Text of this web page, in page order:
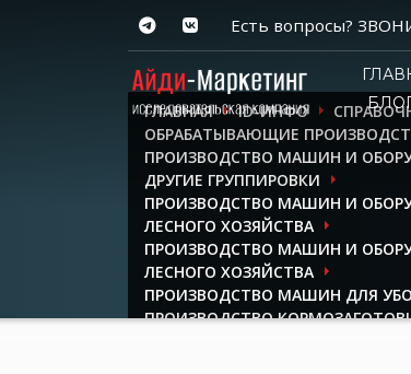
Есть вопросы?
ГЛАВНАЯ ID-ИНФО
ОБРАБАТЫВАЮЩИЕ
ПРОИЗВОДСТВО МАШИН И
ДРУГИЕ ГРУППИРОВКИ
ПРОИЗВОДСТВО МАШИН И
ЛЕСНОГО ХОЗЯЙСТВА
ПРОИЗВОДСТВО МАШИН И
ЛЕСНОГО ХОЗЯЙСТВА
ПРОИЗВОДСТВО МАШИН ДЛЯ
ПРОИЗВОДСТВО